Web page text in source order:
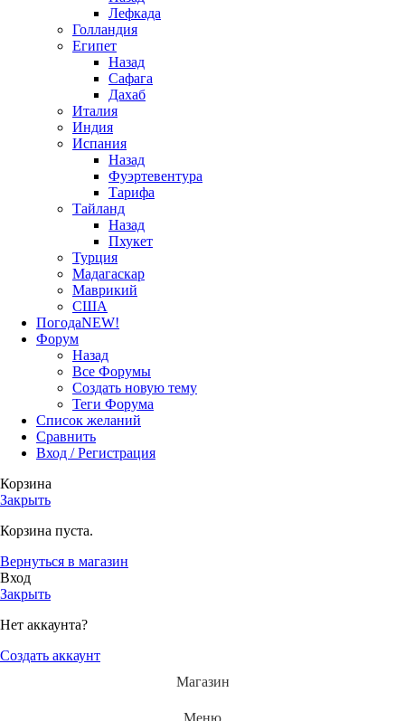
Лефкада
Голландия
Египет
Назад
Сафага
Дахаб
Италия
Индия
Испания
Назад
Фуэртевентура
Тарифа
Тайланд
Назад
Пхукет
Турция
Мадагаскар
Маврикий
США
ПогодаNEW!
Форум
Назад
Все Форумы
Создать новую тему
Теги Форума
Список желаний
Сравнить
Вход / Регистрация
Корзина
Закрыть
Корзина пуста.
Вернуться в магазин
Вход
Закрыть
Нет аккаунта?
Создать аккаунт
Магазин
Меню